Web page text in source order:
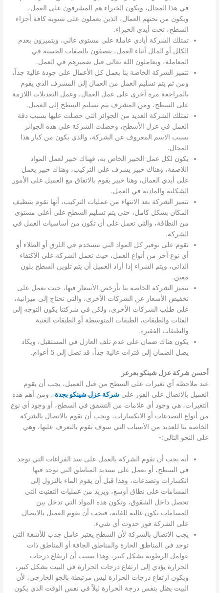
في هذا المجال، ويكون الخبراء هم المشرفون على العمل،
ويكون من تحتهم العمال، الذين يعملون على تسوية كافة أجزاء
السطح، تحت أيدي الخبراء.
تمتلك الشركة أيادي عاملة على مستوى عالي، ويتميزون بعدم
الكلل أو الملل أثناء العمل، يتصفون بالصفات الحسنة في
المعاملة، ويعاملون الله تعالى قبل ضميرهم في العمل.
تتميز الشركة الخاصة بنا بعمل كل الأعمال على جودة عالية جداً،
ومن ثم يتم تسليم العمل من العمال إلى المشرف الذي يقوم
بالمراجعة مرة أخرى على عمل العمال، وعمل التعديلات اللازمة
على السطح، ومن المشرف يتم تسليم السطح إلى العميل.
تمتلك الشركة العديد من الجوائز التي حصلت عليها بسبب دقة
العمل في عزل الأسطح، وحصلت الشركة على هذه الجوائز
بسبب الاسم المعروف عن الشركة، والذي يكون من كبار هذا
المجال.
يكون لكل عمل الخبير الخاص به، فهناك خبير لعمل المواد
اللاصقة، وهناك خبير يشرف على التركيب، وهناك خبير يعمل
على أيدي العمال، وهنا خبير يقوم بالاتفاق مع العميل على الأمور
الشكلية والمادية في العمل.
تتميز الشركة بعد الانتهاء من عمليات التركيب، أنها تقوم بتنظيف
المكان بشكل كامل، حتى يتم تسليم السطح على أعلى مستوى
من النظافة، والتي تعمل على أن تكون من أساسيات العمل في
الشركة.
تقوم على توفير كل المواد التي تستخدم في اللزق أو الطلاء أو
أي نوع آخر من أنواع العمل، حيث تعمل الشركة على الاكتفاء
الذاتي، ويتم الشراء إذا أراد العميل أن يتم تلوين السطح بلون
معين.
تتميز الشركة الخاصة بنا بأرخص الأسعار فيها، حيث تعمل على
تخفيض الأسعار عن الشركات الأخرى، والتي تحتاج إلى ميزانية،
على طلب الشركات الأخرى، ولكن في شركتنا يكون التوجه إلى
الفئات والطبقات، الطبقات المتوسطة أو الطبقات الغنية
والطبقات الفقيرة.
يكون هناك ضمان على عدم تلف العازل في المستقبل، ويكاد
يصل الضمان إلى فترات عالية جداً، قد تصل إلى 5 أعوام.
أحسن شركة عزل شينكو بعرعر
عند ملاحظة أي تغيرات على السطح من قبل العميل، يجب أن يقوم
العميل بالاتصال على الفور علىشركة عزل شينكو بجدة، ومن أهم هذه
التغيرات، هي وجود أي علامات من التشقق في السطح، أو وجود أي نوع
من أنواع التصدعات أو الانكسارات، ويجب أن تقوم بالاتصال بالشركة
الخاصة بنا للعديد من الأسباب التي سوف نقوم بالتعرف عليها، وهي
على النحو التالي:-
أنه يجب أن تقوم الشركة بالعمل على سد الفراغات التي توجد
في السطح، أو تعمل على تسديد المناطق التي توجد فيها
انكسارات وتصدعات، وهذا قبل أن يقوم الماء بالنزول إلى
المسامات على نطاق أوسع، ويزيد من عمليات التفتيت التي
تحصل داخل الشقوق، وتكون هذه المواد التي تدخل بين
المسامات تكون غالية للغاية، فيجب أن يقوم العميل بالاتصال
على الشركة فور حدوث أي شيء.
يجب الاتصال بالشركة لأن السطح يعتبر عامل جذب للأشعة التي
توجد في المناطق الحارة والمناطق الجافة أو المناطق ذات
عوامل الرطوبة بشكل كبير، وهذا بسبب أن ارتفاع درجات
الحرارة يؤدي إلى ارتفاع درجات الحرارة في البيت بشكل كبير،
ويكون ارتفاع درجات الحرارة ليس مرتبطة بالجو الخارجي، لأن
البيت يظل بنفس درجة الحرارة ليلاً في نفس الوقت الذي يكون